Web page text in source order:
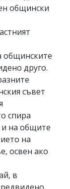
общински
общинските
друго.
съвет
спира
на общите
на
освен ако
в